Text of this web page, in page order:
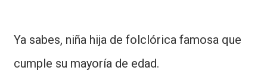
Ya sabes, niña hija de folclórica famosa que
cumple su mayoría de edad.